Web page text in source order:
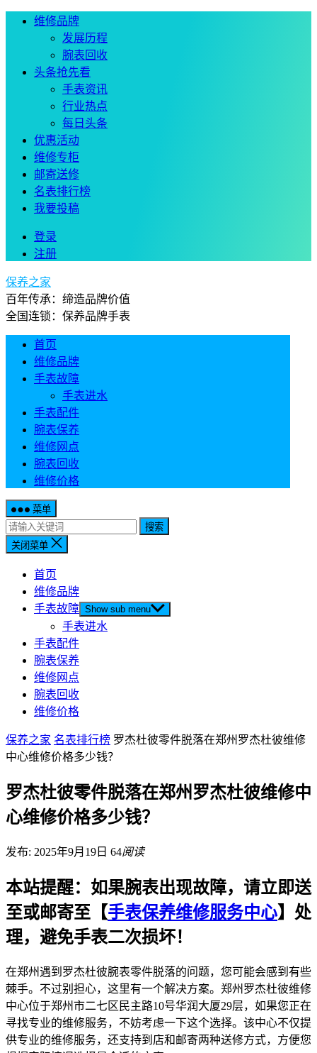
维修品牌
发展历程
腕表回收
头条抢先看
手表资讯
行业热点
每日头条
优惠活动
维修专柜
邮寄送修
名表排行榜
我要投稿
登录
注册
保养之家
百年传承：缔造品牌价值
全国连锁：保养品牌手表
首页
维修品牌
手表故障
手表进水
手表配件
腕表保养
维修网点
腕表回收
维修价格
菜单
搜索
关闭菜单
首页
维修品牌
手表故障 Show sub menu
手表进水
手表配件
腕表保养
维修网点
腕表回收
维修价格
保养之家 名表排行榜 罗杰杜彼零件脱落在郑州罗杰杜彼维修
中心维修价格多少钱？
罗杰杜彼零件脱落在郑州罗杰杜彼维修中
心维修价格多少钱？
发布: 2025年9月19日 64阅读
本站提醒：如果腕表出现故障，请立即送
至或邮寄至【手表保养维修服务中心】处
理，避免手表二次损坏！
在郑州遇到罗杰杜彼腕表零件脱落的问题，您可能会感到有些
棘手。不过别担心，这里有一个解决方案。郑州罗杰杜彼维修
中心位于郑州市二七区民主路10号华润大厦29层，如果您正在
寻找专业的维修服务，不妨考虑一下这个选择。该中心不仅提
供专业的维修服务，还支持到店和邮寄两种送修方式，方便您